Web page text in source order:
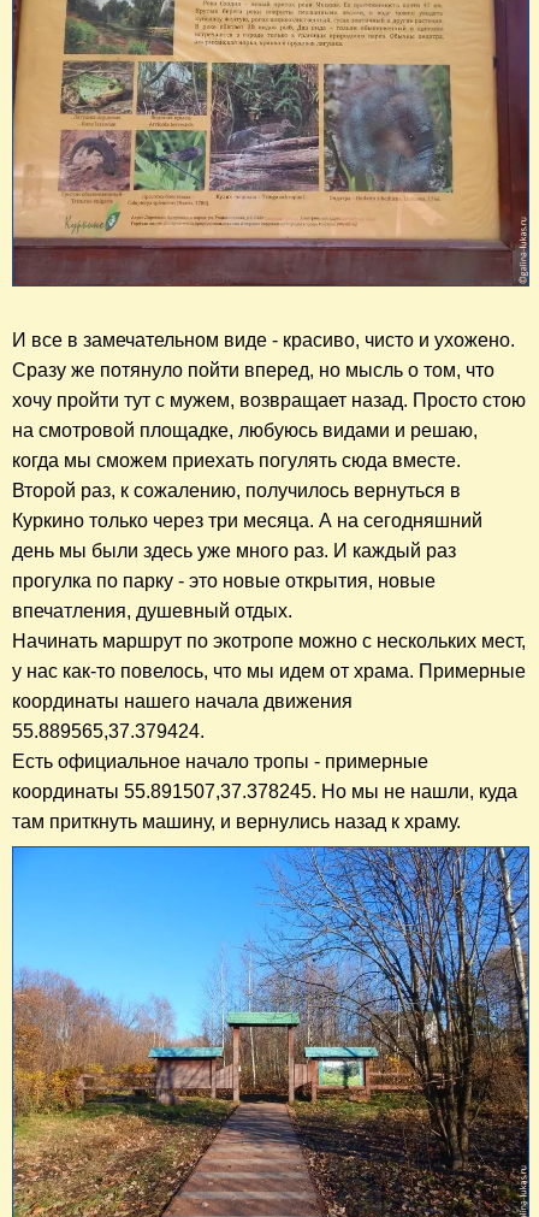
И все в замечательном виде - красиво, чисто и ухожено.
Сразу же потянуло пойти вперед, но мысль о том, что
хочу пройти тут с мужем, возвращает назад. Просто стою
на смотровой площадке, любуюсь видами и решаю,
когда мы сможем приехать погулять сюда вместе.
Второй раз, к сожалению, получилось вернуться в
Куркино только через три месяца. А на сегодняшний
день мы были здесь уже много раз. И каждый раз
прогулка по парку - это новые открытия, новые
впечатления, душевный отдых.
Начинать маршрут по экотропе можно с нескольких мест,
у нас как-то повелось, что мы идем от храма. Примерные
координаты нашего начала движения
55.889565,37.379424.
Есть официальное начало тропы - примерные
координаты 55.891507,37.378245. Но мы не нашли, куда
там приткнуть машину, и вернулись назад к храму.